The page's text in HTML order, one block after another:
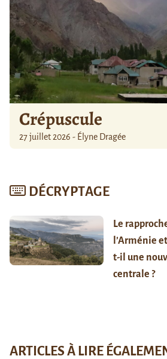
Crépuscule
27 juillet 2026 - Élyne Dragée
DÉCRYPTAGE
Le
l’Arménie
t-il une
centrale ?
ARTICLES À LIRE